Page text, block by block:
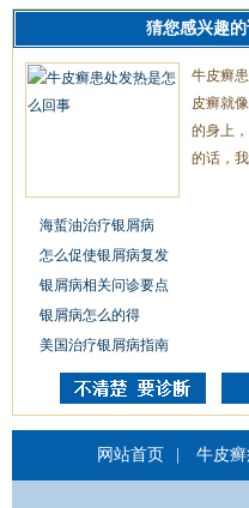
猜您感兴趣
牛皮癣
皮癣就
的身上
的话，
海蜇油治疗银屑病
怎么促使银屑病复发
银屑病相关问诊要点
银屑病怎么的得
美国治疗银屑病指南
网站首页 牛皮癣